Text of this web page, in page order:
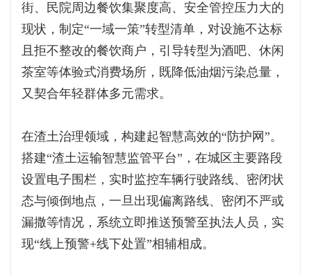
街、民院周边餐饮集聚度高、安全管控压力大的
现状，制定“一域一策”转型清单，对设施不达标
且拒不整改的餐饮商户，引导转型为酒吧、休闲
茶室等体验式消费场所，既降低油烟污染总量，
又契合年轻群体多元需求。
在渣土治理领域，构建起智慧高效的“防护网”。
搭建“渣土运输智慧监管平台”，在城区主要路段
设置电子围栏，实时监控车辆行驶路线、密闭状
态与倾倒地点，一旦出现偏离路线、密闭不严或
漏撒等情况，系统立即推送预警至执法人员，实
现“线上预警+线下处置”相辅相成。